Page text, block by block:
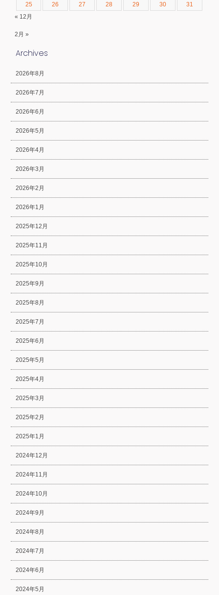
25 26 27 28 29 30
31
« 12月
2月 »
Archives
2026年8月
2026年7月
2026年6月
2026年5月
2026年4月
2026年3月
2026年2月
2026年1月
2025年12月
2025年11月
2025年10月
2025年9月
2025年8月
2025年7月
2025年6月
2025年5月
2025年4月
2025年3月
2025年2月
2025年1月
2024年12月
2024年11月
2024年10月
2024年9月
2024年8月
2024年7月
2024年6月
2024年5月